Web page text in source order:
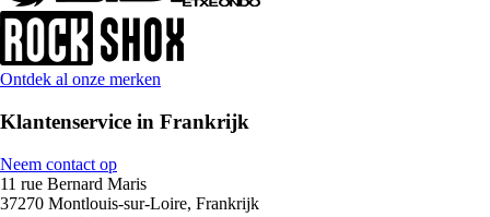
Ontdek al onze merken
Klantenservice in Frankrijk
Neem contact op
11 rue Bernard Maris
37270 Montlouis-sur-Loire, Frankrijk